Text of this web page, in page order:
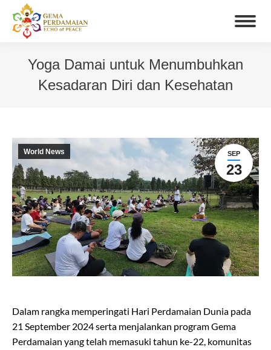
Yoga Damai untuk Menumbuhkan
Kesadaran Diri dan Kesehatan
SEP
23
World News
Dalam rangka memperingati Hari Perdamaian Dunia pada
21 September 2024 serta menjalankan program Gema
Perdamaian yang telah memasuki tahun ke-22, komunitas